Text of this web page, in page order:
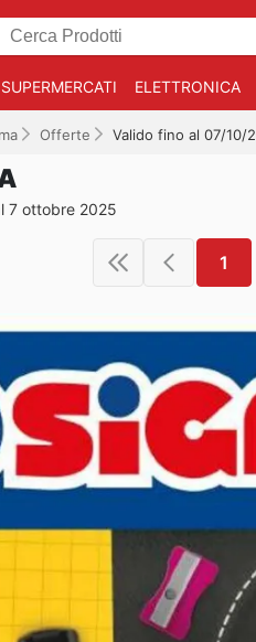
SUPERMERCATI ELETTRONICA
Offerte Valido fino al 07/10/
7 ottobre 2025
1